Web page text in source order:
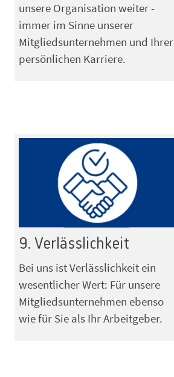
unsere Organisation weiter -
immer im Sinne unserer
Mitgliedsunternehmen und Ihrer
persönlichen Karriere.
9. Verlässlichkeit
Bei uns ist Verlässlichkeit ein
wesentlicher Wert: Für unsere
Mitgliedsunternehmen ebenso
wie für Sie als Ihr Arbeitgeber.